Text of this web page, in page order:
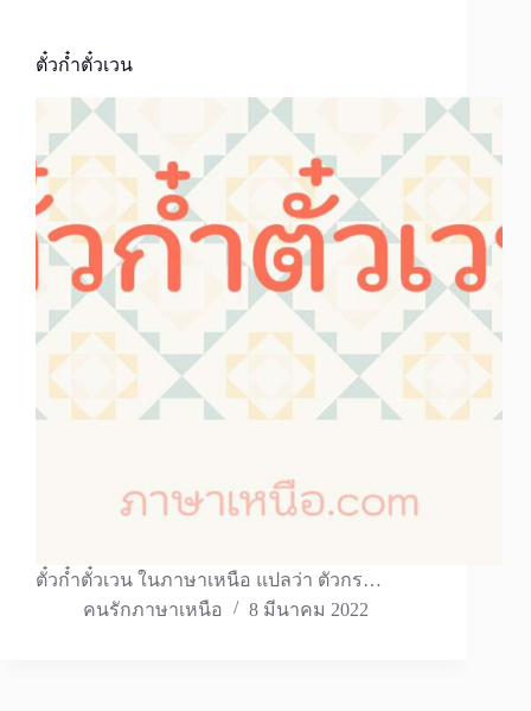
ตั๋วก๋ำตั๋วเวน
ตั๋วก๋ำตั๋วเวน ในภาษาเหนือ แปลว่า ตัวกร…
คนรักภาษาเหนือ
8 มีนาคม 2022